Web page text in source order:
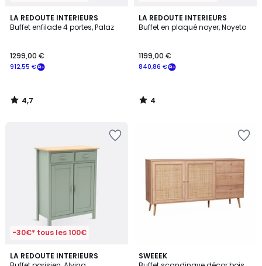
LA REDOUTE INTERIEURS
Buffet enfilade 4 portes, Palaz
912,55 €
1299,00 €
4,7
/ 5
4,7
/
LA REDOUTE INTERIEURS
Buffet en plaqué noyer, Noyeto
840,86 €
1199,00 €
4
/
4
/
-30€* tous les 100€
LA REDOUTE INTERIEURS
4,1
SWEEEK
4,1